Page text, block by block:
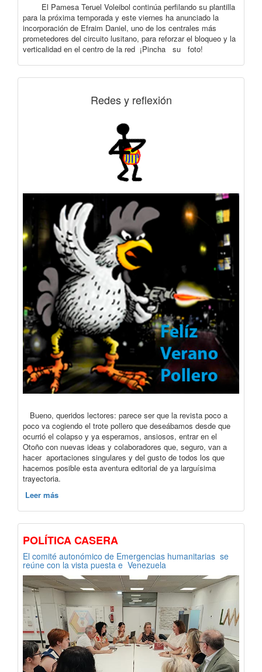
El Pamesa Teruel Voleibol continúa perfilando su plantilla
para la próxima temporada y este viernes ha anunciado la
incorporación de Efraim Daniel, uno de los centrales más
prometedores del circuito lusitano, para reforzar el bloqueo y la
verticalidad en el centro de la red ¡Pincha su foto!
Redes y reflexión
Bueno, queridos lectores: parece ser que la revista poco a
poco va cogiendo el trote pollero que deseábamos desde que
ocurrió el colapso y ya esperamos, ansiosos, entrar en el
Otoño con nuevas ideas y colaboradores que, seguro, van a
hacer aportaciones singulares y del gusto de todos los que
hacemos posible esta aventura editorial de ya larguísima
trayectoria.
Leer más
POLÍTICA CASERA
El comité autonómico de Emergencias humanitarias se
reúne con la vista puesta e Venezuela